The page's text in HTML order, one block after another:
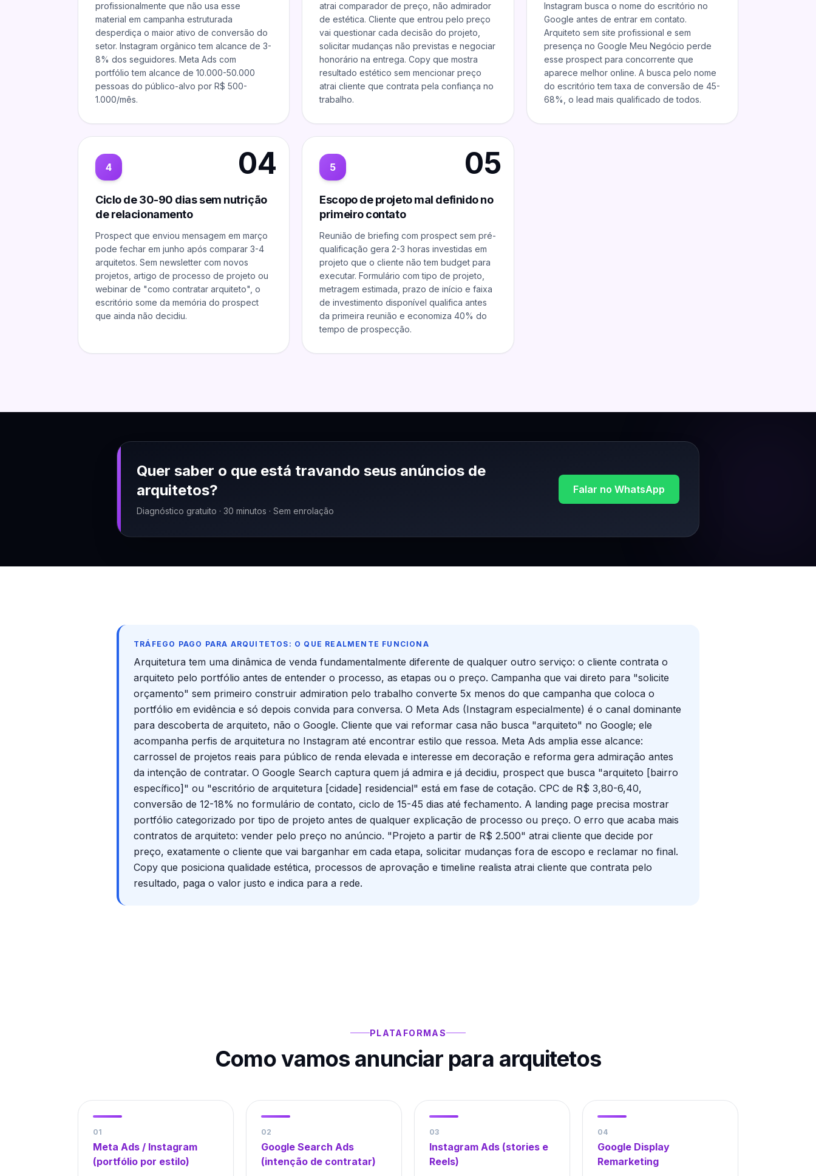
profissionalmente que não usa esse
material em campanha estruturada
desperdiça o maior ativo de conversão do
setor. Instagram orgânico tem alcance de 3-
8% dos seguidores. Meta Ads com
portfólio tem alcance de 10.000-50.000
pessoas do público-alvo por R$ 500-
1.000/mês.
atrai comparador de preço, não admirador
de estética. Cliente que entrou pelo preço
vai questionar cada decisão do projeto,
solicitar mudanças não previstas e negociar
honorário na entrega. Copy que mostra
resultado estético sem mencionar preço
atrai cliente que contrata pela confiança no
trabalho.
Instagram busca o nome do escritório no
Google antes de entrar em contato.
Arquiteto sem site profissional e sem
presença no Google Meu Negócio perde
esse prospect para concorrente que
aparece melhor online. A busca pelo nome
do escritório tem taxa de conversão de 45-
68%, o lead mais qualificado de todos.
04
4
Ciclo de 30-90 dias sem nutrição
de relacionamento
Prospect que enviou mensagem em março
pode fechar em junho após comparar 3-4
arquitetos. Sem newsletter com novos
projetos, artigo de processo de projeto ou
webinar de "como contratar arquiteto", o
escritório some da memória do prospect
que ainda não decidiu.
05
5
Escopo de projeto mal definido no
primeiro contato
Reunião de briefing com prospect sem pré-
qualificação gera 2-3 horas investidas em
projeto que o cliente não tem budget para
executar. Formulário com tipo de projeto,
metragem estimada, prazo de início e faixa
de investimento disponível qualifica antes
da primeira reunião e economiza 40% do
tempo de prospecção.
Quer saber o que está travando seus anúncios de
arquitetos?
Diagnóstico gratuito · 30 minutos · Sem enrolação
Falar no WhatsApp
TRÁFEGO PAGO PARA ARQUITETOS: O QUE REALMENTE FUNCIONA
Arquitetura tem uma dinâmica de venda fundamentalmente diferente de qualquer outro serviço: o cliente contrata o
arquiteto pelo portfólio antes de entender o processo, as etapas ou o preço. Campanha que vai direto para "solicite
orçamento" sem primeiro construir admiration pelo trabalho converte 5x menos do que campanha que coloca o
portfólio em evidência e só depois convida para conversa. O Meta Ads (Instagram especialmente) é o canal dominante
para descoberta de arquiteto, não o Google. Cliente que vai reformar casa não busca "arquiteto" no Google; ele
acompanha perfis de arquitetura no Instagram até encontrar estilo que ressoa. Meta Ads amplia esse alcance:
carrossel de projetos reais para público de renda elevada e interesse em decoração e reforma gera admiração antes
da intenção de contratar. O Google Search captura quem já admira e já decidiu, prospect que busca "arquiteto [bairro
específico]" ou "escritório de arquitetura [cidade] residencial" está em fase de cotação. CPC de R$ 3,80-6,40,
conversão de 12-18% no formulário de contato, ciclo de 15-45 dias até fechamento. A landing page precisa mostrar
portfólio categorizado por tipo de projeto antes de qualquer explicação de processo ou preço. O erro que acaba mais
contratos de arquiteto: vender pelo preço no anúncio. "Projeto a partir de R$ 2.500" atrai cliente que decide por
preço, exatamente o cliente que vai barganhar em cada etapa, solicitar mudanças fora de escopo e reclamar no final.
Copy que posiciona qualidade estética, processos de aprovação e timeline realista atrai cliente que contrata pelo
resultado, paga o valor justo e indica para a rede.
PLATAFORMAS
Como vamos anunciar para arquitetos
01
Meta Ads / Instagram
(portfólio por estilo)
02
Google Search Ads
(intenção de contratar)
03
Instagram Ads (stories e
Reels)
04
Google Display
Remarketing